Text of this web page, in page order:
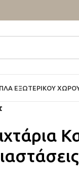
ΕΞΩΤΕΡΙΚΟΎ